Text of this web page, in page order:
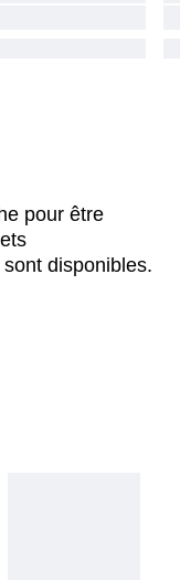
pour être
disponibles.